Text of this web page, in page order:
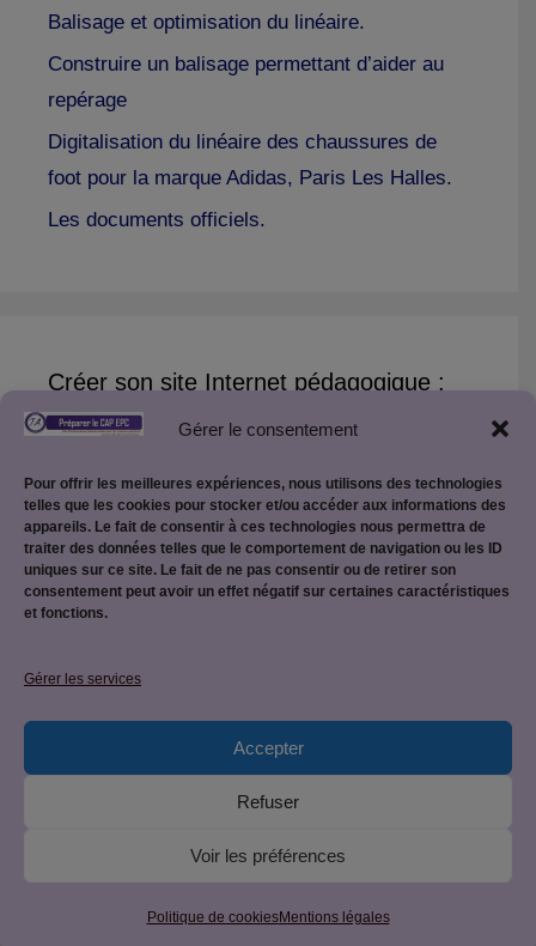
Gérer le consentement
Pour offrir les meilleures expériences, nous utilisons des technologies
telles que les cookies pour stocker et/ou accéder aux informations des
appareils. Le fait de consentir à ces technologies nous permettra de
traiter des données telles que le comportement de navigation ou les ID
uniques sur ce site. Le fait de ne pas consentir ou de retirer son
consentement peut avoir un effet négatif sur certaines caractéristiques
et fonctions.
Gérer les services
Accepter
Refuser
Voir les préférences
Politique de cookiesMentions légales
Balisage et optimisation du linéaire.
Construire un balisage permettant d’aider au
repérage
Digitalisation du linéaire des chaussures de
foot pour la marque Adidas, Paris Les Halles.
Les documents officiels.
Créer son site Internet pédagogique :
Politique de confidentialité
© 2026 CAP EPC : équipier polyvalent du commerce • Site